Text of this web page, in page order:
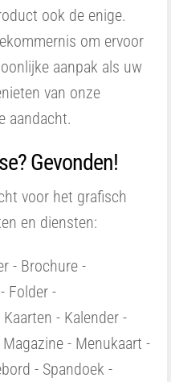
ook de enige.
om ervoor
aanpak als uw
van onze
aandacht.
Gevonden!
voor het grafisch
en diensten:
- Brochure -
Folder -
- Kalender -
- Menukaart -
- Spandoek -